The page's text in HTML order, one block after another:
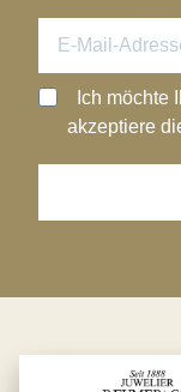
Ich möchte
akzeptiere